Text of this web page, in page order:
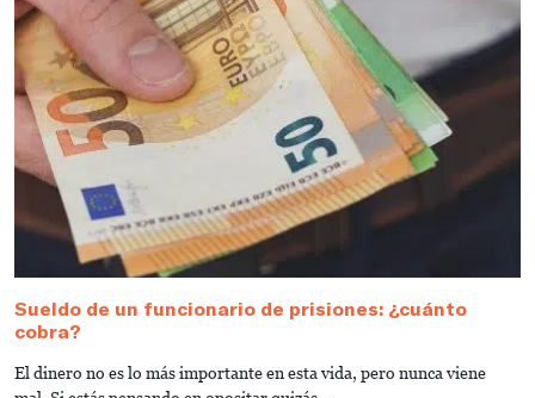
Sueldo de un funcionario de prisiones: ¿cuánto
cobra?
El dinero no es lo más importante en esta vida, pero nunca viene